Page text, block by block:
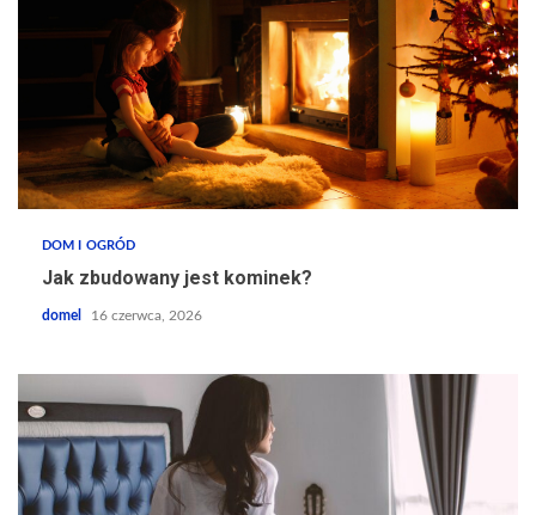
DOM I OGRÓD
Jak zbudowany jest kominek?
domel 16 czerwca, 2026